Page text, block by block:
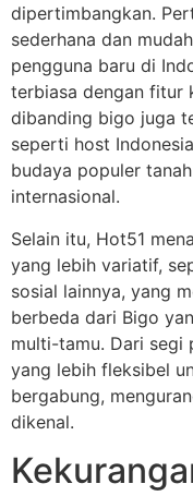
dipertimbangkan.
sederhana dan
pengguna baru di
terbiasa dengan fitur
dibanding bigo juga
seperti host
budaya populer
internasional.
Selain itu, Hot51
yang lebih variatif,
sosial lainnya, yang
berbeda dari Bigo
multi-tamu. Dari segi
yang lebih fleksibel
bergabung,
dikenal.